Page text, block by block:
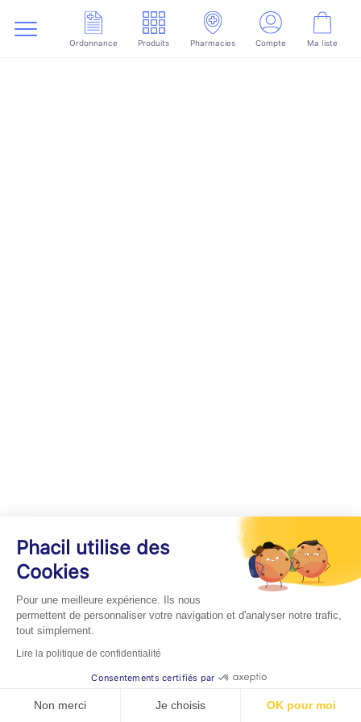
Ordonnance Produits Pharmacies Compte Ma liste
Phacil utilise des
Cookies
Pour une meilleure expérience. Ils nous
permettent de personnaliser votre navigation et d'analyser notre trafic,
tout simplement.
Lire la politique de confidentialité
Consentements certifiés par
Non merci Je choisis OK pour moi